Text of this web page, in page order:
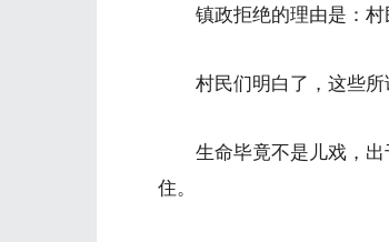
镇政拒绝的理由是：村
村民们明白了，这些所
生命毕竟不是儿戏，出
住。